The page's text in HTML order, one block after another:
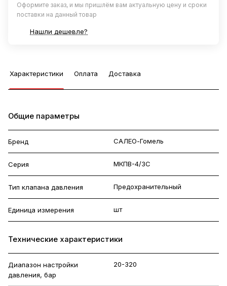
Оформите заказ, и мы пришлём вам актуальную цену и сроки
поставки на данный товар
Нашли дешевле?
Характеристики Оплата Доставка
Общие параметры
Бренд САЛЕО-Гомель
Серия МКПВ-4/3С
Тип клапана давления Предохранительный
Единица измерения шт
Технические характеристики
Диапазон настройки
давления, бар
20-320